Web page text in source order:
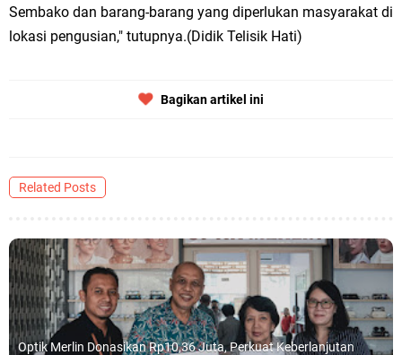
Sembako dan barang-barang yang diperlukan masyarakat di
lokasi pengusian," tutupnya.(Didik Telisik Hati)
Bagikan artikel ini
Related Posts
Optik Merlin Donasikan Rp10,36 Juta, Perkuat Keberlanjutan